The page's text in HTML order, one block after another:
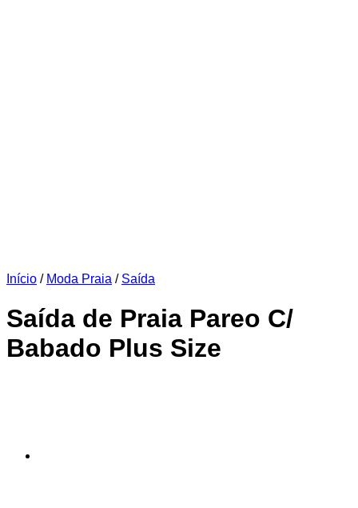
Início / Moda Praia / Saída
Saída de Praia Pareo C/
Babado Plus Size